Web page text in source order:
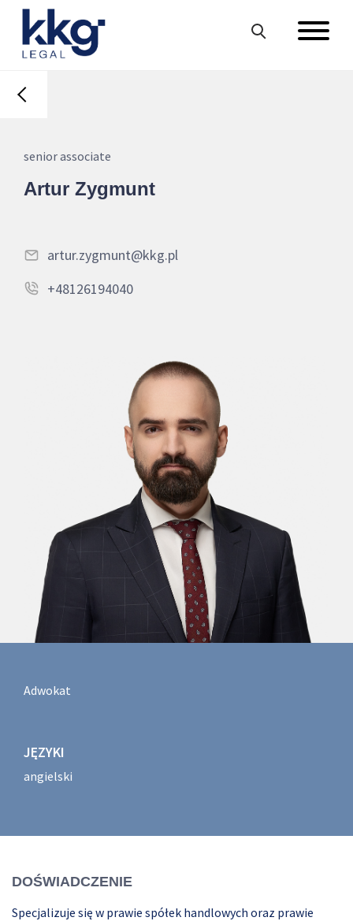
senior associate
Artur Zygmunt
artur.zygmunt@kkg.pl
+48126194040
Adwokat
JĘZYKI
angielski
DOŚWIADCZENIE
Specjalizuje się w prawie spółek handlowych oraz prawie